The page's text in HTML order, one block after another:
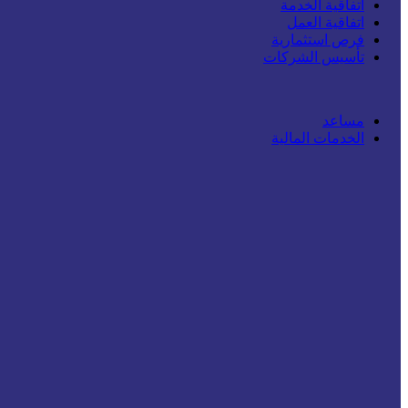
اتفاقية الخدمة
اتفاقية العمل
فرص استثمارية
تأسيس الشركات
مساعد
الخدمات المالية